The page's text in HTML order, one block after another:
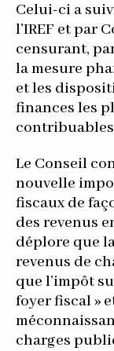
Celui-ci a
l’IREF et par
censurant,
la mesure
et les
finances les
Le Conseil
nouvelle
fiscaux de
des revenus
déplore que
revenus de
que l’impôt
foyer fiscal »
charges